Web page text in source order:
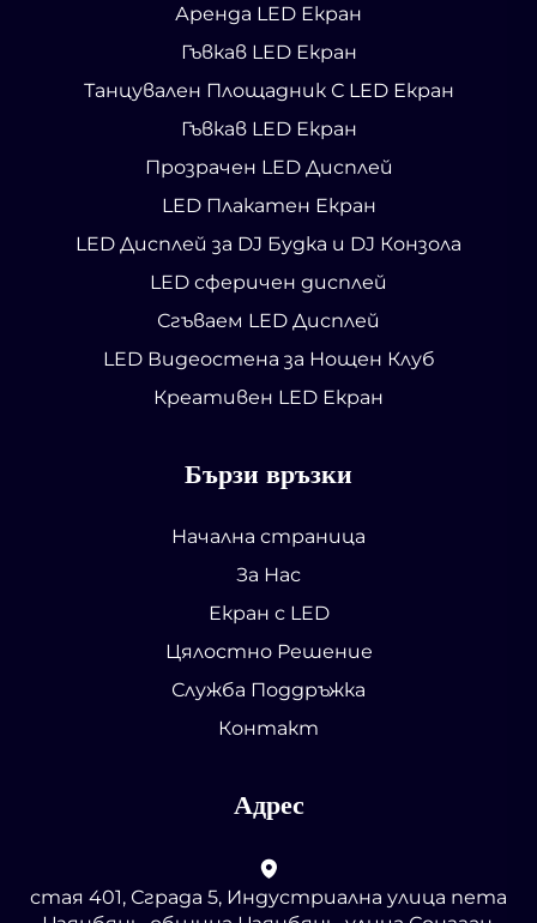
Аренда LED Екран
Гъвкав LED Екран
Танцувален Площадник С LED Екран
Гъвкав LED Екран
Прозрачен LED Дисплей
LED Плакатен Екран
LED Дисплей за DJ Будка и DJ Конзола
LED сферичен дисплей
Сгъваем LED Дисплей
LED Видеостена за Нощен Клуб
Креативен LED Екран
Бързи връзки
Начална страница
За Нас
Екран с LED
Цялостно Решение
Служба Поддръжка
Контакт
Адрес
стая 401, Сграда 5, Индустриална улица пета